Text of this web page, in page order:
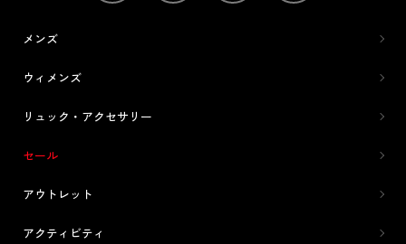
メンズ
ウィメンズ
リュック・アクセサリー
セール
アウトレット
アクティビティ